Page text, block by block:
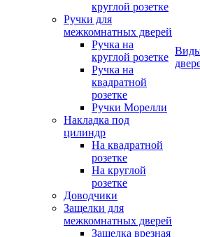
круглой розетке
Ручки для
межкомнатных дверей
Ручка на
круглой розетке
Ручка на
квадратной
розетке
Ручки Морелли
Накладка под
цилиндр
На квадратной
розетке
На круглой
розетке
Доводчики
Защелки для
межкомнатных дверей
Защелка врезная